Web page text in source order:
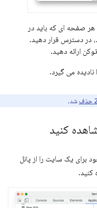
هر صفحه ای که باید در
در دسترس قرار دهید.
ارائه دهید.
می گیرد.
شد.
کنید
برای یک سایت را از پانل
کنید.